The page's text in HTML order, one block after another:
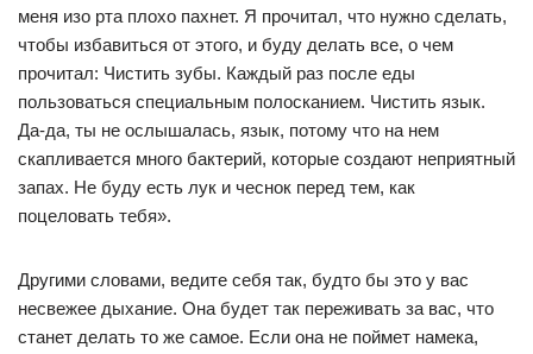
меня изо рта плохо пахнет. Я прочитал, что нужно сделать,
чтобы избавиться от этого, и буду делать все, о чем
прочитал: Чистить зубы. Каждый раз после еды
пользоваться специальным полосканием. Чистить язык.
Да-да, ты не ослышалась, язык, потому что на нем
скапливается много бактерий, которые создают неприятный
запах. Не буду есть лук и чеснок перед тем, как
поцеловать тебя».
Другими словами, ведите себя так, будто бы это у вас
несвежее дыхание. Она будет так переживать за вас, что
станет делать то же самое. Если она не поймет намека,